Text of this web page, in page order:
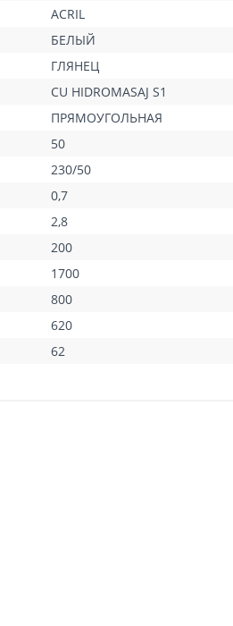
ACRIL
БЕЛЫЙ
ГЛЯНЕЦ
CU HIDROMASAJ S1
ПРЯМОУГОЛЬНАЯ
50
230/50
0,7
2,8
200
1700
800
620
62